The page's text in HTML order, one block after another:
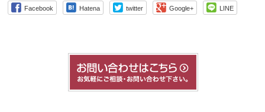
Facebook Hatena twitter Google+ LINE